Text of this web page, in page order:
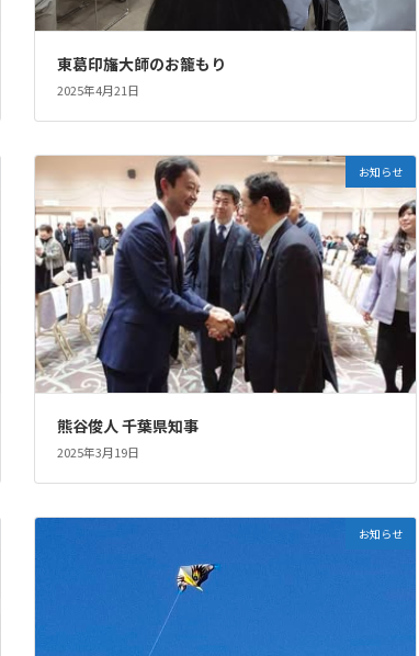
東葛印旛大師のお籠もり
2025年4月21日
お知らせ
熊谷俊人 千葉県知事
2025年3月19日
お知らせ